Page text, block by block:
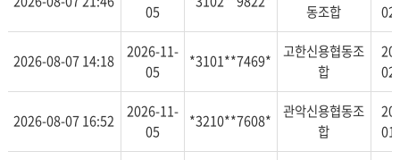
05
동조합
2026-08-07 14:18
2026-11-
05
*3101**7469*
고한신용협동조
합
2026-08-07 16:52
2026-11-
05
*3210**7608*
관악신용협동조
합